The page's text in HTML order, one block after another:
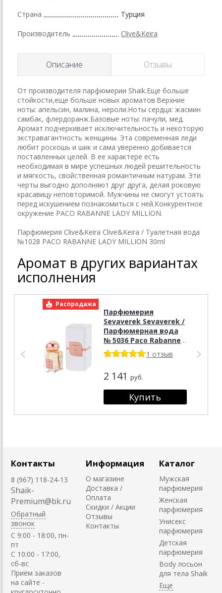
Страна Турция
Производитель Clive&Keira
Описание Отзывы
От производителя парфюмерии Shaik.Еще больше
стойкости,еще больше новых ароматов.Верхние
ноты: апельсин, малина, нероли.Ноты сердца: жасмин
самбак, флердоранж.Базовые ноты: пачули, мед.
Аромат подчеркивает исключительность и некоторую
экстравагантность женщины. Эта современная леди
любит роскошь и шик и сама уверенно добивается
поставленных целей. В ее характере есть
необходимая в мире успешных людей решительность
и мягкость, свойственная романтичным натурам. Эти
черты выгодно дополняют друг друга, делая роковую
красавицу неповторимой. Мужчины не смогут устоять
перед искушением познакомиться с ней.Конкурентное
окружение PACO RABANNE LADY MILLION.
Парфюмерия Clive&Keira Clive&Keira / Туалетная вода
№1028 PACO RABANNE LADY MILLION 30ml
Аромат в других вариантах
исполнения
Распродажа
Парфюмерия
Sevaverek Sevaverek /
Парфюмерная вода
№ 5036 Paco Rabanne
Lady Million 50 мл
1 отзыв
2 141 руб.
Контакты
8 (967) 118-24-13
Shaik-
Premium@bk.ru
Обратный
звонок
C 9:00 - 18:00, пн-
пт
С 10:00 - 17:00,
сб-вс
Приём заказов
на сайте -
Информация
О магазине
Доставка /
Оплата
Скидки / Акции
Отзывы
Контакты
Каталог
Мужская
парфюмерия
Женская
парфюмерия
Унисекс
парфюмерия
Детская
парфюмерия
Body лосьон
для тела Shaik